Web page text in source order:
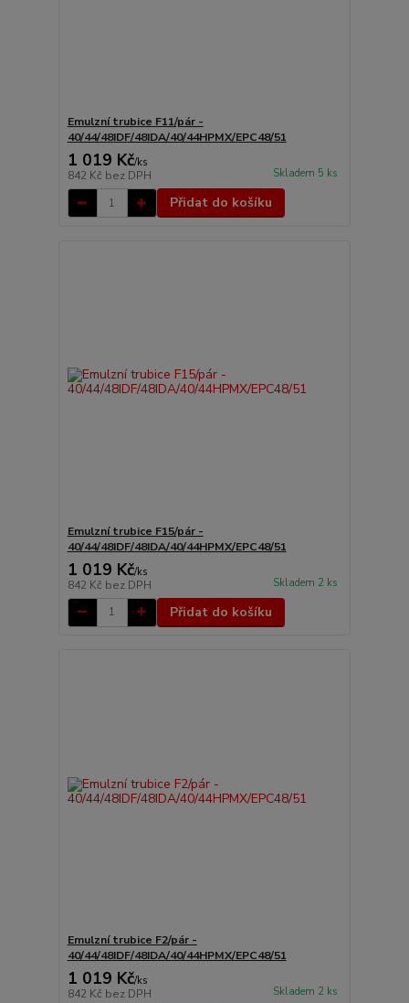
Emulzní trubice F11/pár -
40/44/48IDF/48IDA/40/44HPMX/EPC48/51
1 019 Kč/ks
842 Kč bez DPH Skladem 5 ks
Přidat do košíku
Emulzní trubice F15/pár -
40/44/48IDF/48IDA/40/44HPMX/EPC48/51
1 019 Kč/ks
842 Kč bez DPH Skladem 2 ks
Přidat do košíku
Emulzní trubice F2/pár -
40/44/48IDF/48IDA/40/44HPMX/EPC48/51
1 019 Kč/ks
842 Kč bez DPH Skladem 2 ks